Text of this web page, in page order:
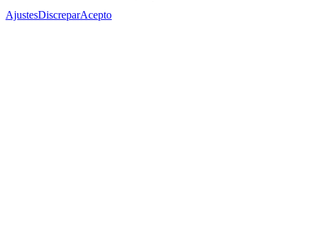
AjustesDiscreparAcepto